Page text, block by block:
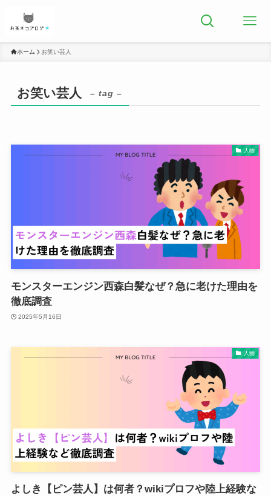
ホーム お笑い芸人
お笑い芸人 – tag –
人物
モンスターエンジン西森白髪なぜ？急に老けた理由を
徹底調査
2025年5月16日
人物
よしき【ピン芸人】は何者？wikiプロフや陸上経験な